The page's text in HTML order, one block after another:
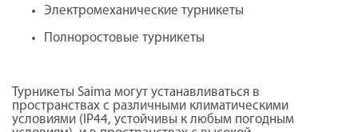
Электромеханические турникеты
Полноростовые турникеты
Турникеты Saima могут устанавливаться в
пространствах с различными климатическими
условиями ( IP44, устойчивы к любым погодным